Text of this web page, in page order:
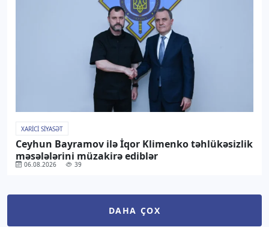
XARICI SIYASƏT
Ceyhun Bayramov ilə İqor Klimenko təhlükəsizlik
məsələlərini müzakirə ediblər
06.08.2026 39
DAHA ÇOX